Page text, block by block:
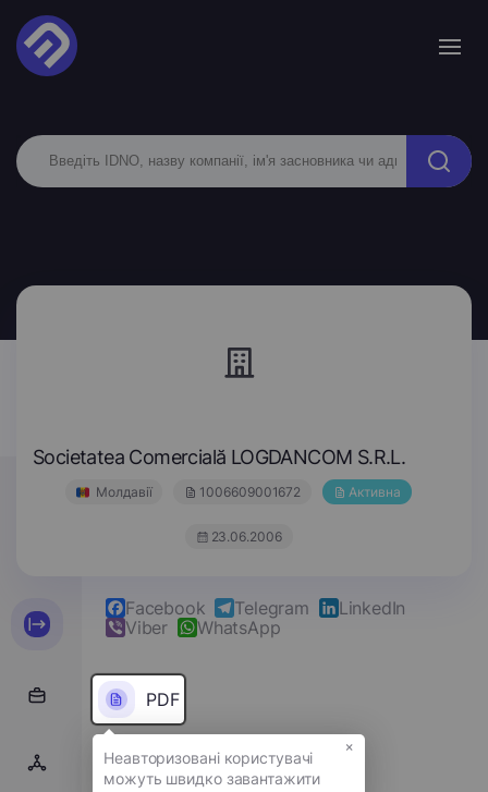
Societatea Comercială LOGDANCOM S.R.L.
Молдавії 1006609001672 Активна
23.06.2006
Facebook Telegram
LinkedIn
Viber
WhatsApp
PDF
Надіслати повідомлення
×